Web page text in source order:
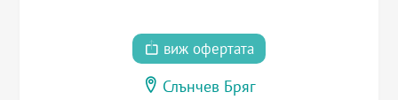
виж офертата
Слънчев Бряг